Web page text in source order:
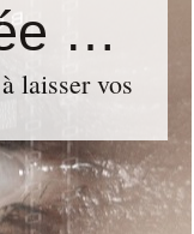
Le Blog du Député de Tourcoing Vallée de La Lys
laisser vos